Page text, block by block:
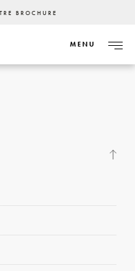
BROCHURE
MENU